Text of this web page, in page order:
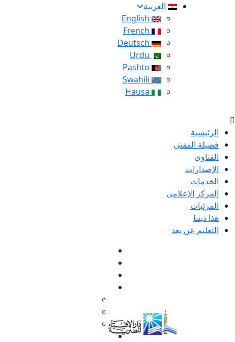
العربية
الرئيسية
فضيلة المفتى
الفتاوى
الإصدارات
الخدمات
المركز الإعلامى
المرئيات
هذا ديننا
التعليم عن بعد